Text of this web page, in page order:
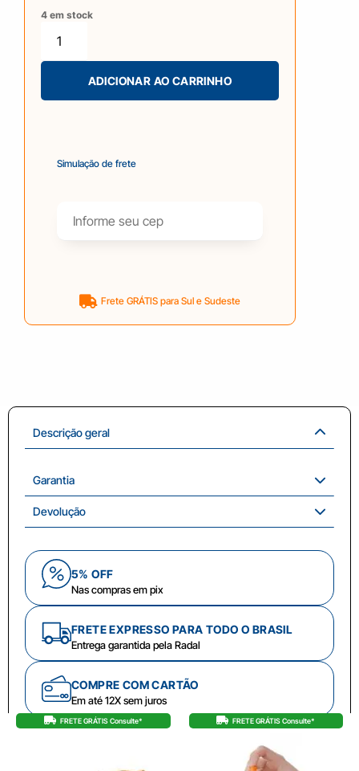
4 em stock
ADICIONAR AO CARRINHO
Simulação de frete
Frete GRÁTIS para Sul e Sudeste
Descrição geral
Garantia
Devolução
5% OFF
Nas compras em pix
FRETE EXPRESSO PARA TODO O BRASIL
Entrega garantida pela Radal
COMPRE COM CARTÃO
Em até 12X sem juros
FRETE GRÁTIS Consulte* FRETE GRÁTIS Consulte*